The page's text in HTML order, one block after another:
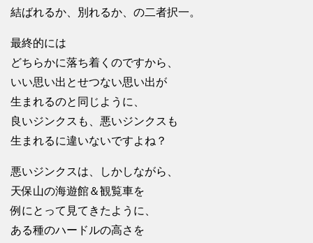
結ばれるか、別れるか、の二者択一。
最終的には
どちらかに落ち着くのですから、
いい思い出とせつない思い出が
生まれるのと同じように、
良いジンクスも、悪いジンクスも
生まれるに違いないですよね？
悪いジンクスは、しかしながら、
天保山の海遊館＆観覧車を
例にとって見てきたように、
ある種のハードルの高さを